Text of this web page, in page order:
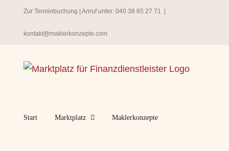
springen
Zur Terminbuchung | Anruf unter: 040 38 65 27 71
kontakt@maklerkonzepte.com
Start Marktplatz Maklerkonzepte